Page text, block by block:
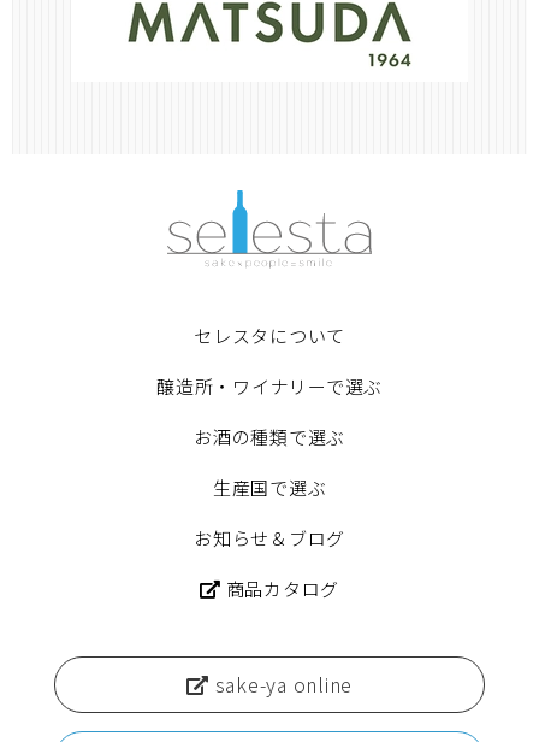
セレスタについて
醸造所・ワイナリーで選ぶ
お酒の種類で選ぶ
生産国で選ぶ
お知らせ＆ブログ
商品カタログ
sake-ya online